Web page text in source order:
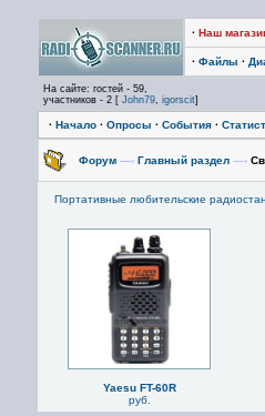
· Наш
· Файлы ·
На сайте: гостей - 59,
участников - 2 [ John79, igorscit]
· Начало · Опросы · События ·
Форум —› Главный раздел —›
Портативные любительские
Yaesu FT-60R
руб.